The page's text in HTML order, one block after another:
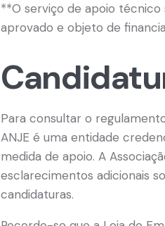
**O serviço de apoio
aprovado e objeto de
Para consultar o
ANJE é uma entidade
medida de apoio. A
esclarecimentos adicionais
candidaturas.